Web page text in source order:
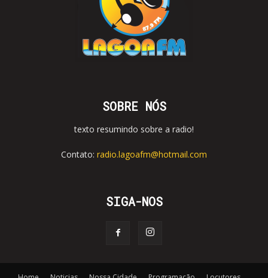
SOBRE NÓS
texto resumindo sobre a radio!
Contato: radio.lagoafm@hotmail.com
SIGA-NOS